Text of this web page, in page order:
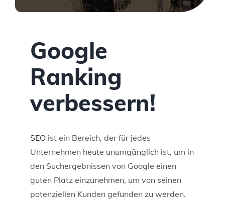
Google
Ranking
verbessern!
SEOist ein Bereich, der für jedes
Unternehmen heute unumgänglich ist, um in
den Suchergebnissen von Google einen
guten Platz einzunehmen, um von seinen
potenziellen Kunden gefunden zu werden.